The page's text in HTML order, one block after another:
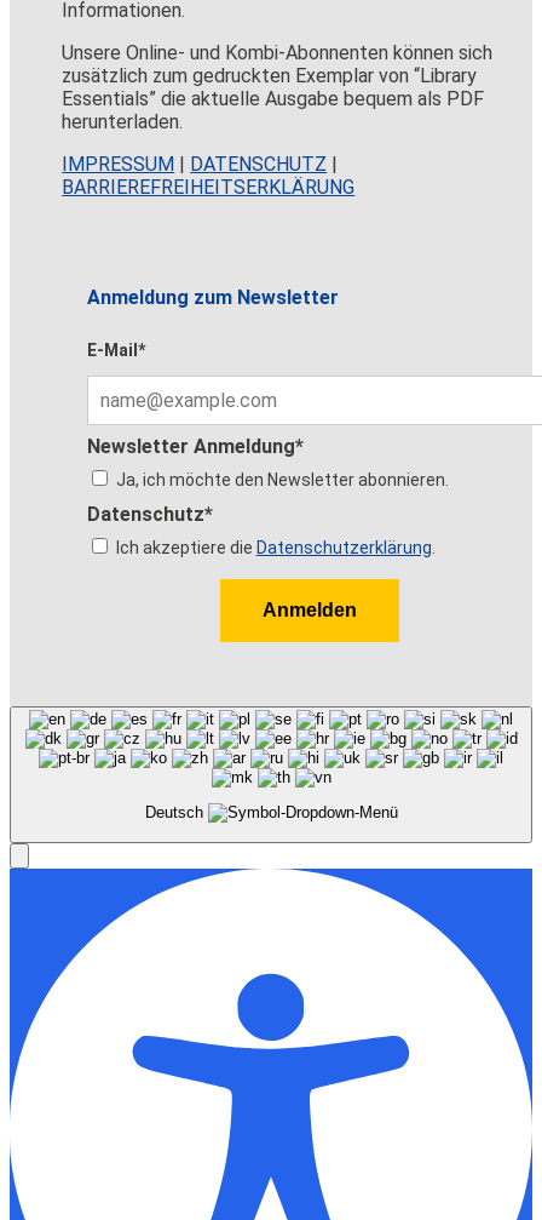
Informationen.
Unsere Online- und Kombi-Abonnenten können sich
zusätzlich zum gedruckten Exemplar von “Library
Essentials” die aktuelle Ausgabe bequem als PDF
herunterladen.
IMPRESSUM
DATENSCHUTZ
BARRIEREFREIHEITSERKLÄRUNG
Anmeldung zum Newsletter
E-Mail*
Newsletter Anmeldung*
Ja, ich möchte den Newsletter abonnieren.
Datenschutz*
Ich akzeptiere die Datenschutzerklärung.
Anmelden
Deutsch